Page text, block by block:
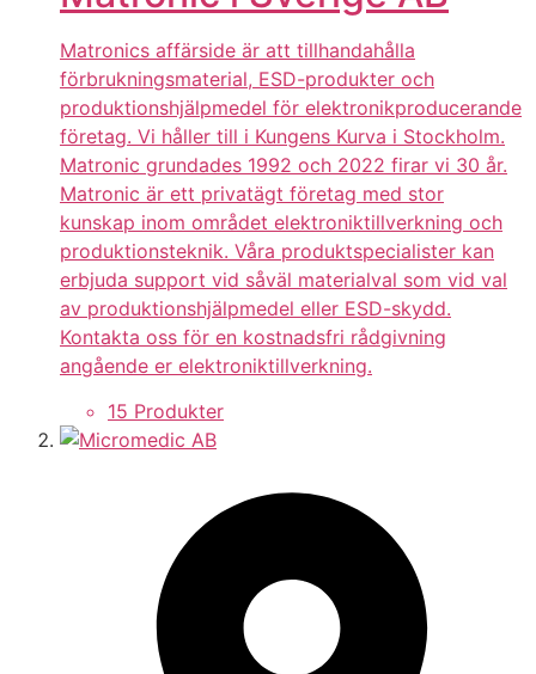
Matronics affärside är att tillhandahålla
förbrukningsmaterial, ESD-produkter och
produktionshjälpmedel för elektronikproducerande
företag. Vi håller till i Kungens Kurva i Stockholm.
Matronic grundades 1992 och 2022 firar vi 30 år.
Matronic är ett privatägt företag med stor
kunskap inom området elektroniktillverkning och
produktionsteknik. Våra produktspecialister kan
erbjuda support vid såväl materialval som vid val
av produktionshjälpmedel eller ESD-skydd.
Kontakta oss för en kostnadsfri rådgivning
angående er elektroniktillverkning.
15 Produkter